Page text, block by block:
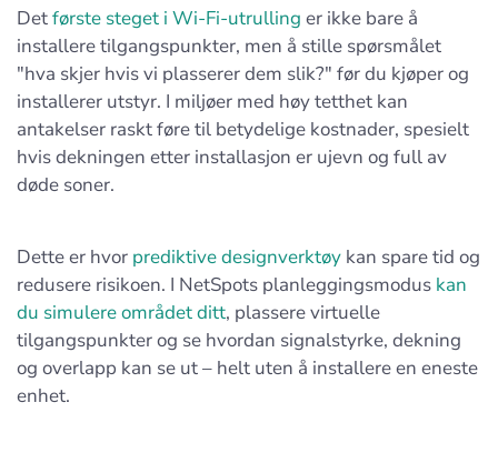
Detførste steget i Wi-Fi-utrulling er ikke bare å
installere tilgangspunkter, men å stille spørsmålet
"hva skjer hvis vi plasserer dem slik?" før du kjøper og
installerer utstyr. I miljøer med høy tetthet kan
antakelser raskt føre til betydelige kostnader, spesielt
hvis dekningen etter installasjon er ujevn og full av
døde soner.
Dette er hvor prediktive designverktøy kan spare tid og
redusere risikoen. I NetSpots planleggingsmodus kan
du simulere området ditt, plassere virtuelle
tilgangspunkter og se hvordan signalstyrke, dekning
og overlapp kan se ut – helt uten å installere en eneste
enhet.